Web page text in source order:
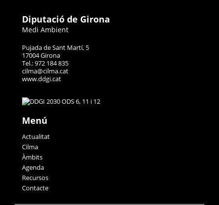
Diputació de Girona
Medi Ambient
Pujada de Sant Martí, 5
17004 Girona
Tel.: 972 184 835
cilma@cilma.cat
www.ddgi.cat
Menú
Actualitat
Cilma
Àmbits
Agenda
Recursos
Contacte